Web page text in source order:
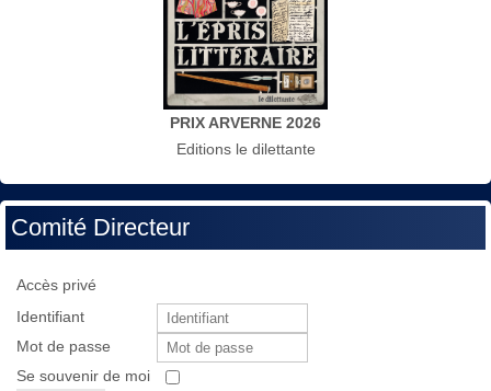
PRIX ARVERNE 2026
Editions le dilettante
Comité Directeur
Accès privé
Identifiant
Mot de passe
Se souvenir de moi